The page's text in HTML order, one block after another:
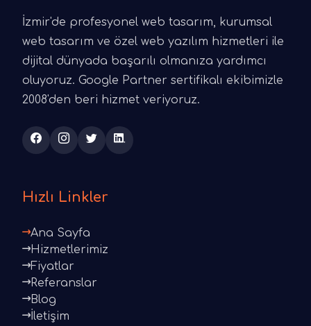
İzmir'de profesyonel web tasarım, kurumsal
web tasarım ve özel web yazılım hizmetleri ile
dijital dünyada başarılı olmanıza yardımcı
oluyoruz. Google Partner sertifikalı ekibimizle
2008'den beri hizmet veriyoruz.
Hızlı Linkler
Ana Sayfa
Hizmetlerimiz
Fiyatlar
Referanslar
Blog
İletişim